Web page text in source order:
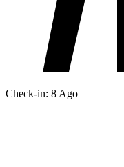
Check-in: 8 Ago